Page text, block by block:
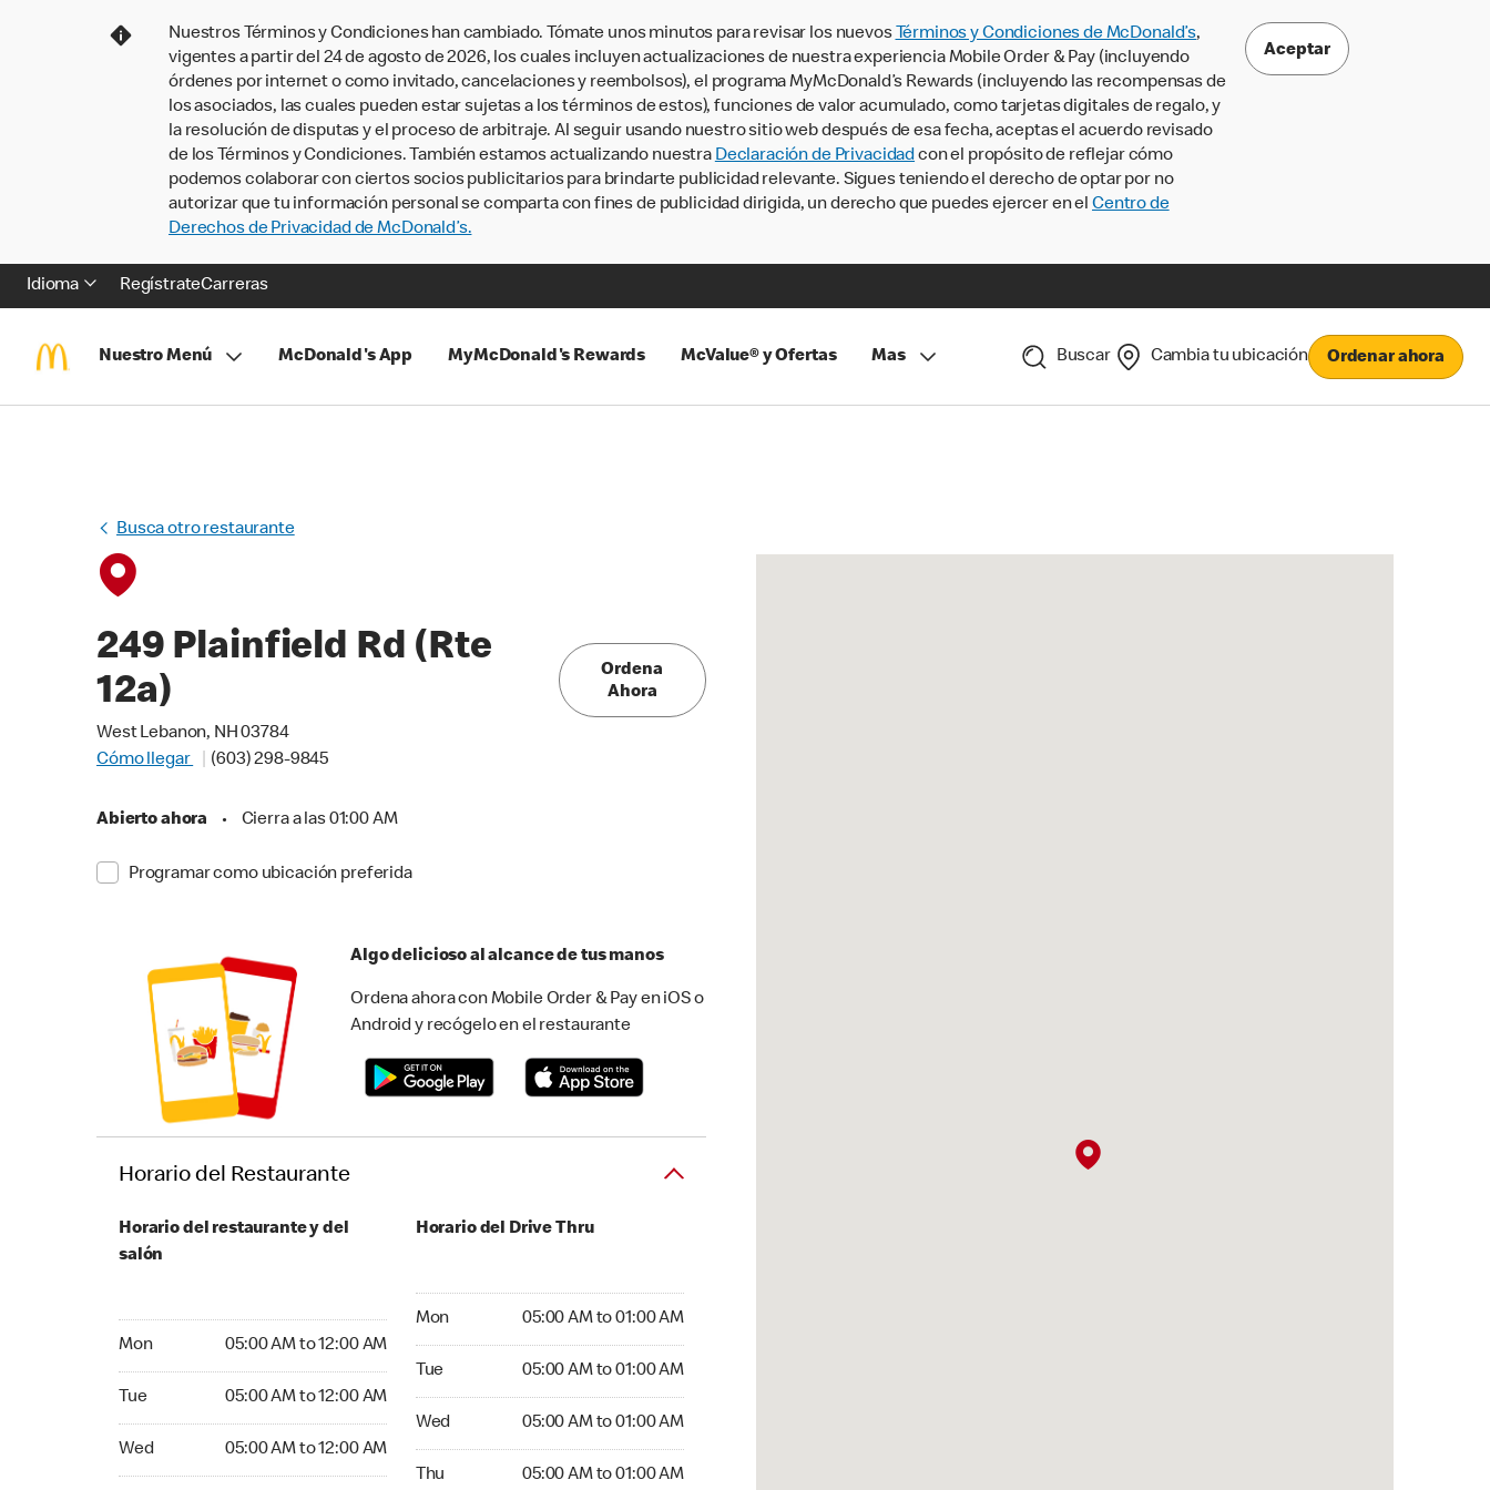
Nuestros Términos y Condiciones han cambiado. Tómate unos minutos para revisar los nuevos Términos y Condiciones de McDonald’s,
vigentes a partir del 24 de agosto de 2026, los cuales incluyen actualizaciones de nuestra experiencia Mobile Order & Pay (incluyendo
órdenes por internet o como invitado, cancelaciones y reembolsos), el programa MyMcDonald’s Rewards (incluyendo las recompensas de
los asociados, las cuales pueden estar sujetas a los términos de estos), funciones de valor acumulado, como tarjetas digitales de regalo, y
la resolución de disputas y el proceso de arbitraje. Al seguir usando nuestro sitio web después de esa fecha, aceptas el acuerdo revisado
de los Términos y Condiciones. También estamos actualizando nuestra Declaración de Privacidadcon el propósito de reflejar cómo
podemos colaborar con ciertos socios publicitarios para brindarte publicidad relevante. Sigues teniendo el derecho de optar por no
autorizar que tu información personal se comparta con fines de publicidad dirigida, un derecho que puedes ejercer en el Centro de
Derechos de Privacidad de McDonald’s.
Aceptar
Idioma RegístrateCarreras
Nuestro Menú McDonald's App MyMcDonald's Rewards McValue® y Ofertas Mas Buscar Cambia tu ubicación Ordenar ahora
Busca otro restaurante
249 Plainfield Rd (Rte
12a)
West Lebanon, NH 03784
Cómo llegar
(603) 298-9845
Abierto ahora • Cierra a las 01:00 AM
Programar como ubicación preferida
Ordena
Ahora
Algo delicioso al alcance de tus manos
Ordena ahora con Mobile Order & Pay en iOS o
Android y recógelo en el restaurante
Horario del Restaurante
Horario del restaurante y del
salón
Mon 05:00 AM to 12:00 AM
Tue 05:00 AM to 12:00 AM
Wed 05:00 AM to 12:00 AM
Horario del Drive Thru
Mon 05:00 AM to 01:00 AM
Tue 05:00 AM to 01:00 AM
Wed 05:00 AM to 01:00 AM
Thu 05:00 AM to 01:00 AM